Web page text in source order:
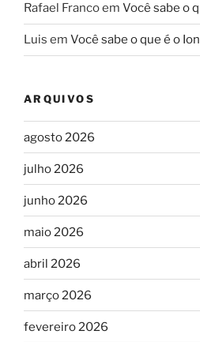
Rafael Francoem Você sabe o
Luis em Você sabe o que é o
ARQUIVOS
agosto 2026
julho 2026
junho 2026
maio 2026
abril 2026
março 2026
fevereiro 2026